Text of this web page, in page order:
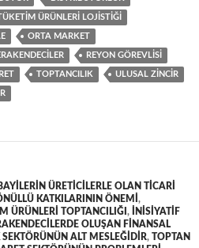
ÜRÜNLERI LOJISTIĞI
ORTA MARKET
REYON GÖREVLISI
TOPTANCILIK ULUSAL ZINCIR
ÜRETICILERLE OLAN TICARI
KATKILARININ ÖNEMI ,
ÜRÜNLERI TOPTANCILIĞI ,
INISIYATIF
OLUŞAN FINANSAL
ALT MESLEĞIDIR, TOPTAN